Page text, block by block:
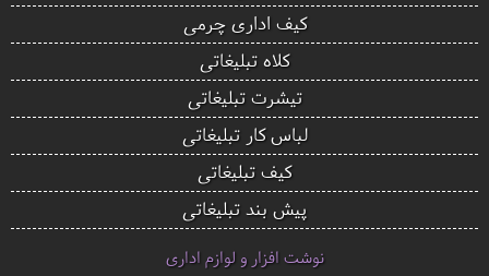
کیف اداری چرمی
کلاه تبلیغاتی
تیشرت تبلیغاتی
لباس کار تبلیغاتی
کیف تبلیغاتی
پیش بند تبلیغاتی
نوشت افزار و لوازم اداری